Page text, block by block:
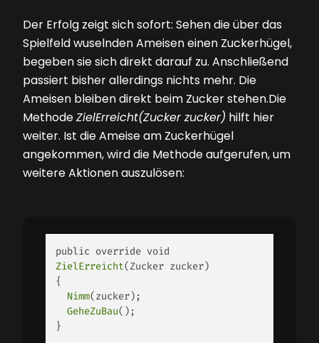
Der Erfolg zeigt sich sofort: Sehen die über das
Spielfeld wuselnden Ameisen einen Zuckerhügel,
begeben sie sich direkt darauf zu. Anschließend
passiert bisher allerdings nichts mehr. Die
Ameisen bleiben direkt beim Zucker stehen.Die
MethodeZielErreicht(Zucker zucker) hilft hier
weiter. Ist die Ameise am Zuckerhügel
angekommen, wird die Methode aufgerufen, um
weitere Aktionen auszulösen:
ZielErreicht(Zucker zucker)
{
Nimm(zucker);
GeheZuBau();
}